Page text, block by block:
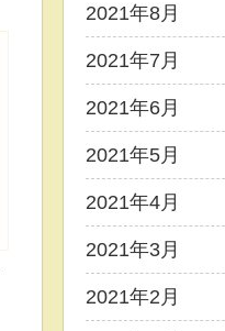
2021年8月
2021年7月
2021年6月
2021年5月
2021年4月
2021年3月
2021年2月